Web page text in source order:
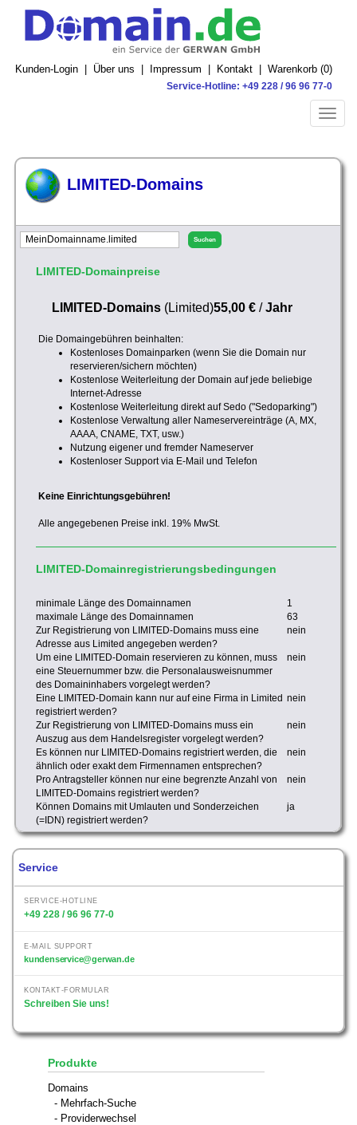
Kunden-Login Über uns Impressum Kontakt Warenkorb (0)
Service-Hotline: +49 228 / 96 96 77-0
Toggle
LIMITED-Domains
LIMITED-Domainpreise
LIMITED-Domains(Limited)55,00 €/Jahr
Die Domaingebühren beinhalten:
Kostenloses Domainparken (wenn Sie die Domain nur
reservieren/sichern möchten)
Kostenlose Weiterleitung der Domain auf jede beliebige
Internet-Adresse
Kostenlose Weiterleitung direkt auf Sedo ("Sedoparking")
Kostenlose Verwaltung aller Nameservereinträge (A, MX,
AAAA, CNAME, TXT, usw.)
Nutzung eigener und fremder Nameserver
Kostenloser Support via E-Mail und Telefon
Keine Einrichtungsgebühren!
Alle angegebenen Preise inkl. 19% MwSt.
LIMITED-Domainregistrierungsbedingungen
minimale Länge des Domainnamen
1
maximale Länge des Domainnamen
63
Zur Registrierung von LIMITED-Domains muss eine
Adresse aus Limited angegeben werden?
nein
Um eine LIMITED-Domain reservieren zu können, muss
eine Steuernummer bzw. die Personalausweisnummer
des Domaininhabers vorgelegt werden?
nein
Eine LIMITED-Domain kann nur auf eine Firma in Limited
registriert werden?
nein
Zur Registrierung von LIMITED-Domains muss ein
Auszug aus dem Handelsregister vorgelegt werden?
nein
Es können nur LIMITED-Domains registriert werden, die
ähnlich oder exakt dem Firmennamen entsprechen?
nein
Pro Antragsteller können nur eine begrenzte Anzahl von
LIMITED-Domains registriert werden?
nein
Können Domains mit Umlauten und Sonderzeichen
(=IDN) registriert werden?
ja
Service
SERVICE-HOTLINE
+49 228 / 96 96 77-0
E-MAIL SUPPORT
kundenservice@gerwan.de
KONTAKT-FORMULAR
Schreiben Sie uns!
Produkte
Domains
- Mehrfach-Suche
- Providerwechsel